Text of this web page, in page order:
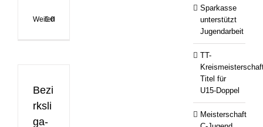
Weiterlesen
0
Bezi
rksli
ga-
Sparkasse
unterstützt
Jugendarbeit
TT-
Titel für
U15-Doppel
Meisterschaft